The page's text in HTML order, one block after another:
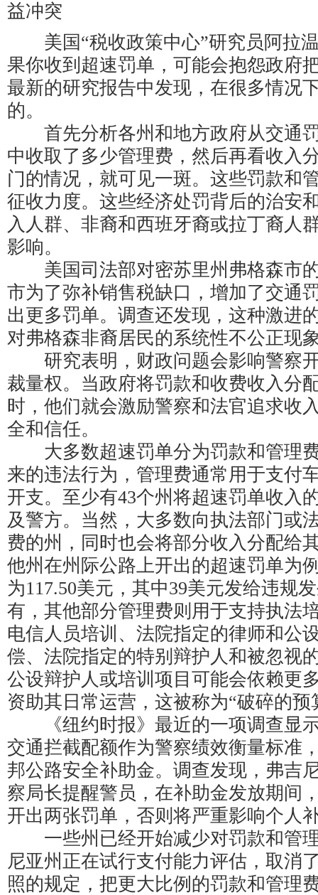
益冲突
美国“税收政策中心”研究员阿拉温
果你收到超速罚单，可能会抱怨政府
最新的研究报告中发现，在很多情况
的。
首先分析各州和地方政府从交通
中收取了多少管理费，然后再看收入
门的情况，就可见一斑。这些罚款和
征收力度。这些经济处罚背后的治安
入人群、非裔和西班牙裔或拉丁裔人
影响。
美国司法部对密苏里州弗格森市
市为了弥补销售税缺口，增加了交通
出更多罚单。调查还发现，这种激进
对弗格森非裔居民的系统性不公正现
研究表明，财政问题会影响警察
裁量权。当政府将罚款和收费收入分
时，他们就会激励警察和法官追求收
全和信任。
大多数超速罚单分为罚款和管理
来的违法行为，管理费通常用于支付
开支。至少有43个州将超速罚单收入
及警方。当然，大多数向执法部门或
费的州，同时也会将部分收入分配给
他州在州际公路上开出的超速罚单为
为117.50美元，其中39美元发给违规
有，其他部分管理费则用于支持执法
电信人员培训、法院指定的律师和公
偿、法院指定的特别辩护人和被忽视
公设辩护人或培训项目可能会依赖更
资助其日常运营，这被称为“破碎的预
《纽约时报》最近的一项调查显示
交通拦截配额作为警察绩效衡量标准
邦公路安全补助金。调查发现，弗吉
察局长提醒警员，在补助金发放期间
开出两张罚单，否则将严重影响个人
一些州已经开始减少对罚款和管
尼亚州正在试行支付能力评估，取消
照的规定，把更大比例的罚款和管理